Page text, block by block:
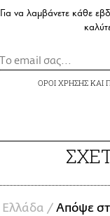
Για να λαμβάνετε κάθε
ΟΡΟΙ ΧΡΗΣΗΣΚΑΙ
Ελλάδα /Απόψε